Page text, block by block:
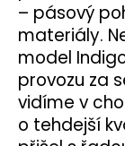
– pásový
materiály.
model
provozu za
vidíme v
o tehdejší